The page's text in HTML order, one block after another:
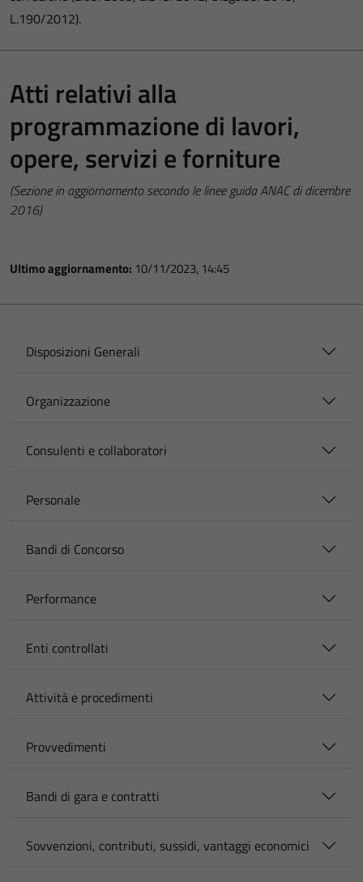
L.190/2012).
Atti relativi alla
programmazione di lavori,
opere, servizi e forniture
(Sezione in aggiornamento secondo le linee guida ANAC di dicembre
2016)
Ultimo aggiornamento: 10/11/2023, 14:45
Disposizioni Generali
Organizzazione
Consulenti e collaboratori
Personale
Bandi di Concorso
Performance
Enti controllati
Attività e procedimenti
Provvedimenti
Bandi di gara e contratti
Sovvenzioni, contributi, sussidi, vantaggi economici